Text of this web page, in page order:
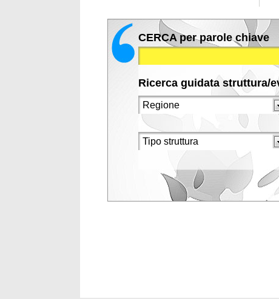
CERCA per parole chiave
Ricerca guidata struttura/